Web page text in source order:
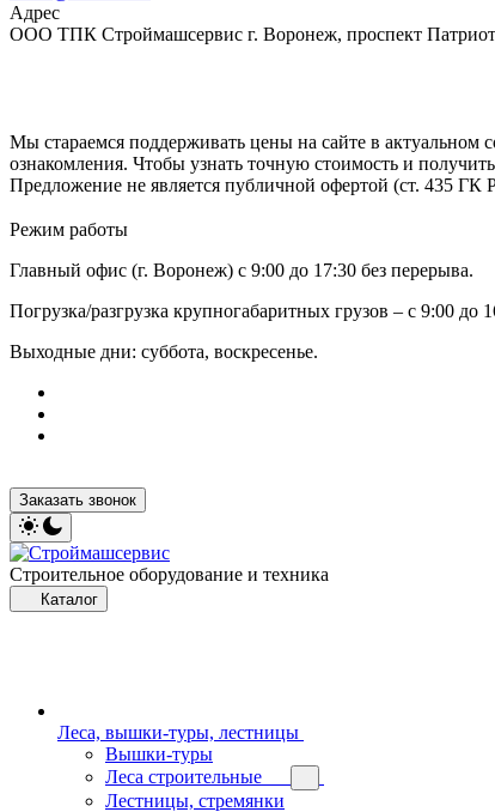
Адрес
ООО ТПК Строймашсервис г. Воронеж, проспект
Мы стараемся поддерживать цены на сайте в актуальном
ознакомления. Чтобы узнать точную стоимость и
Предложение не является публичной офертой (ст. 435 ГК
Режим работы
Главный офис (г. Воронеж) с 9:00 до 17:30 без перерыва.
Погрузка/разгрузка крупногабаритных грузов – с 9:00 до
Выходные дни: суббота, воскресенье.
Заказать звонок
Строительное оборудование и техника
Каталог
Леса, вышки-туры, лестницы
Вышки-туры
Леса строительные
Лестницы, стремянки